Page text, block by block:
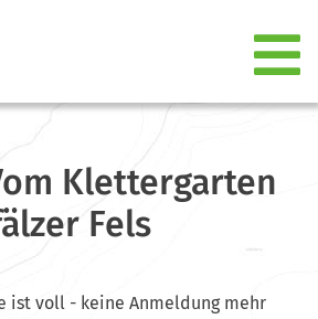
Klettergarten
Fels
ist voll - keine Anmeldung mehr